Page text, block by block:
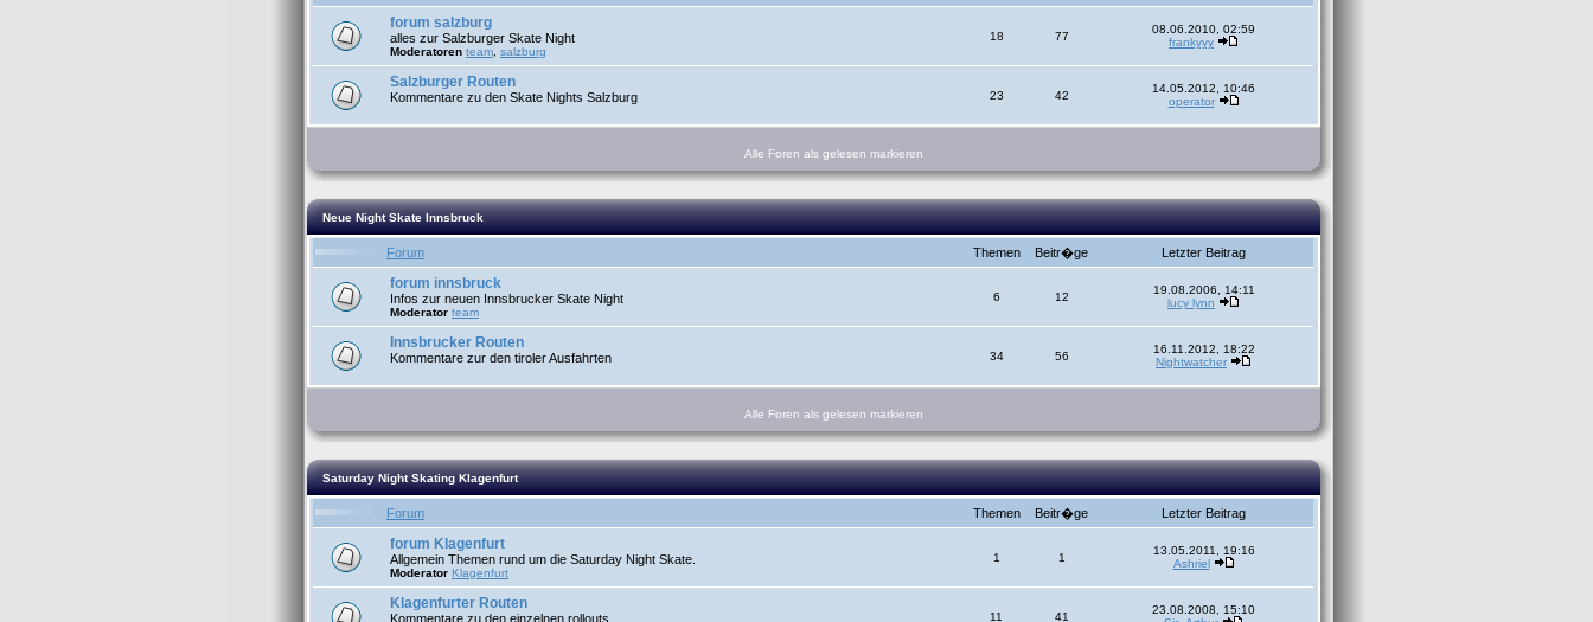
forum salzburg
alles zur Salzburger Skate Night
Moderatoren team salzburg
18 77
08.06.2010, 02:59
frankyyy
Salzburger Routen
Kommentare zu den Skate Nights Salzburg 23 42
14.05.2012, 10:46
operator
Alle Foren als gelesen markieren
Neue Night Skate Innsbruck
Forum Themen Beitr�ge Letzter Beitrag
forum innsbruck
Infos zur neuen Innsbrucker Skate Night
Moderator team
6 12
19.08.2006, 14:11
lucy lynn
Innsbrucker Routen
Kommentare zur den tiroler Ausfahrten 34 56
16.11.2012, 18:22
Nightwatcher
Alle Foren als gelesen markieren
Saturday Night Skating Klagenfurt
Forum Themen Beitr�ge Letzter Beitrag
forum Klagenfurt
Allgemein Themen rund um die Saturday Night Skate.
Moderator Klagenfurt
1 1
13.05.2011, 19:16
Ashriel
Klagenfurter Routen
Kommentare zu den einzelnen rollouts 11 41
23.08.2008, 15:10